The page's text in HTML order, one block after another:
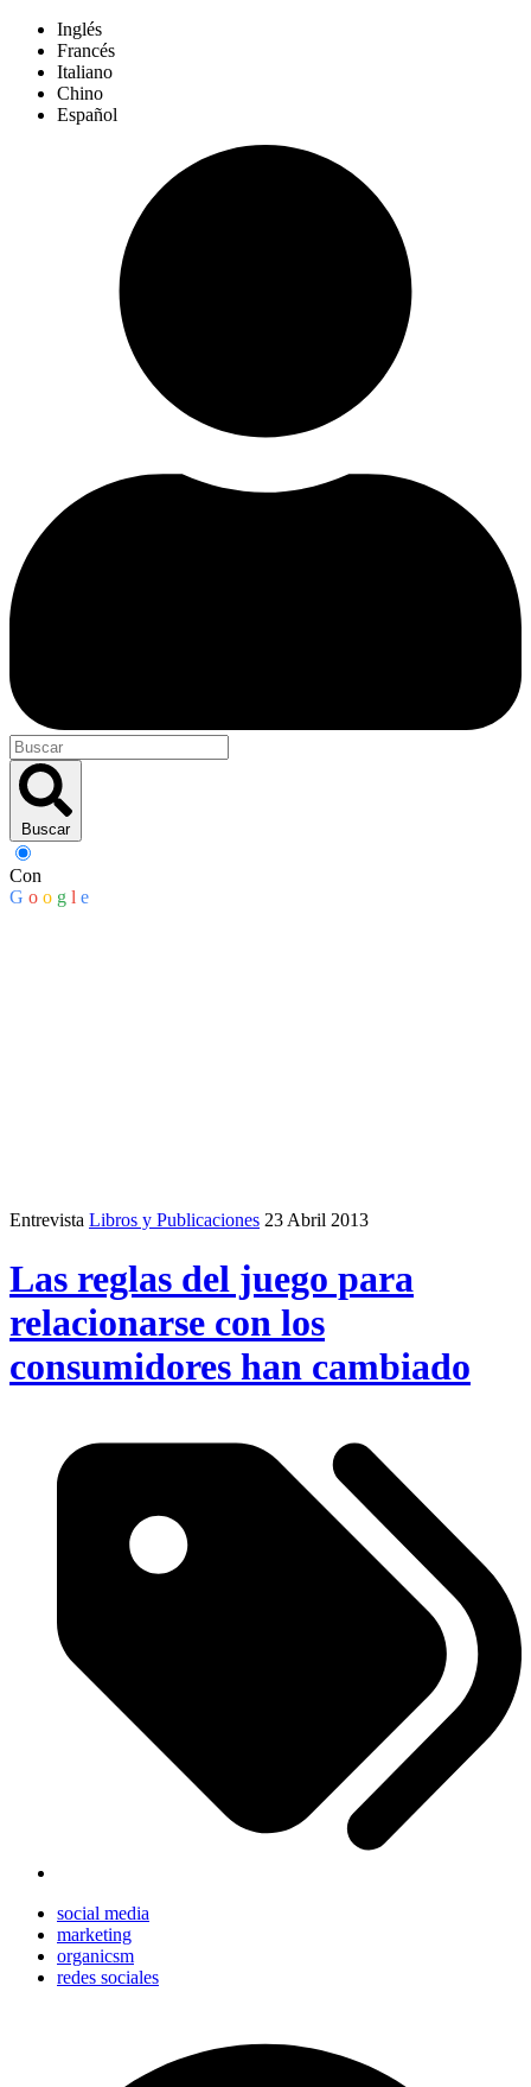
Inglés
Francés
Italiano
Chino
Español
Buscar
Con
G o o g l e
Entrevista Libros y Publicaciones 23 Abril 2013
Las reglas del juego para
relacionarse con los
consumidores han cambiado
social media
marketing
organicsm
redes sociales